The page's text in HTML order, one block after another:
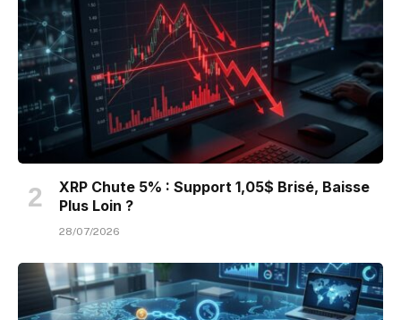
XRP Chute 5% : Support 1,05$ Brisé, Baisse
Plus Loin ?
28/07/2026